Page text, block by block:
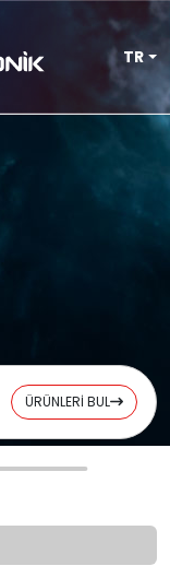
TR
ÜRÜNLERİ BUL